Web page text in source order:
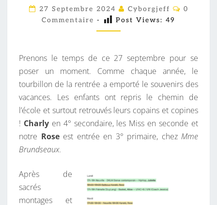
N
R
E
T
R
É
S
,
N
O
S
O
27 Septembre 2024 Cyborgjeff
C
A
I
R
E
0
Commentaire - Post Views: 49
Prenons le temps de ce 27 septembre pour se
poser un moment. Comme chaque année, le
tourbillon de la rentrée a emporté le souvenirs des
vacances. Les enfants ont repris le chemin de
l’école et surtout retrouvés leurs copains et copines
! Charlyen 4° secondaire, les Miss en seconde et
notre Roseest entrée en 3° primaire, chez Mme
Brundseaux.
Après de
sacrés
montages et